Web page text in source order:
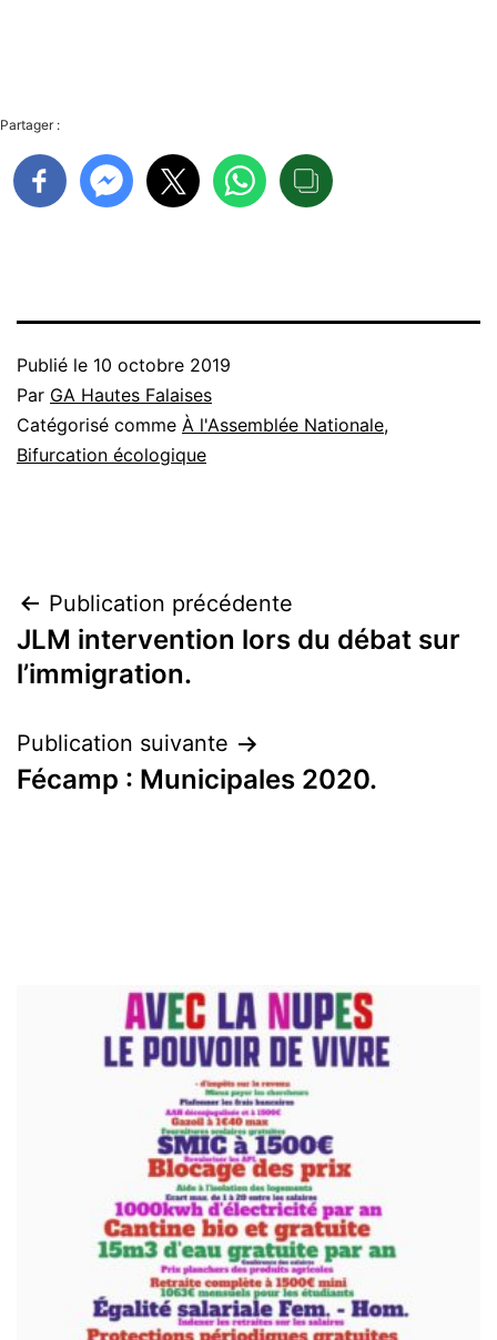
Partager :
Publié le 10 octobre 2019
Par GA Hautes Falaises
Catégorisé comme À l'Assemblée Nationale,
Bifurcation écologique
Navigation
de
Publication précédente
JLM intervention lors du débat sur
l’immigration.
Publication suivante
Fécamp : Municipales 2020.